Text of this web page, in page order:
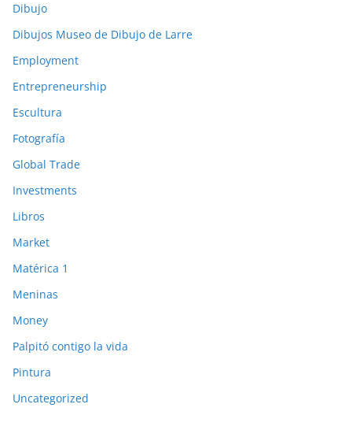
Dibujo
Dibujos Museo de Dibujo de Larre
Employment
Entrepreneurship
Escultura
Fotografía
Global Trade
Investments
Libros
Market
Matérica 1
Meninas
Money
Palpitó contigo la vida
Pintura
Uncategorized